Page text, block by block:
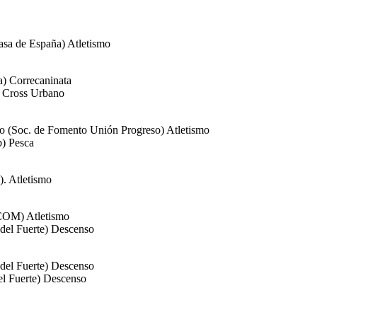
de España) Atletismo
Correcaninata
Urbano
(Soc. de Fomento Unión Progreso) Atletismo
Pesca
Atletismo
Atletismo
Fuerte) Descenso
Fuerte) Descenso
Fuerte) Descenso